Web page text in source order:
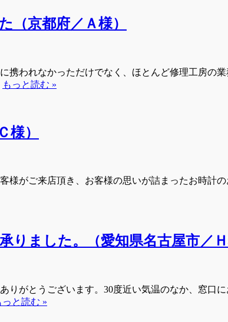
（京都府／Ａ様）
携われなかっただけでなく、ほとんど修理工房の
もっと読む »
）
がご来店頂き、お客様の思いが詰まったお時計
ました。（愛知県名古屋市／Ｈ
がとうございます。30度近い気温のなか、窓口
っと読む »